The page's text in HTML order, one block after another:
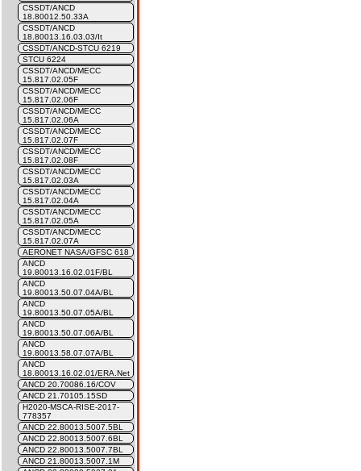
CSSDT/ANCD
18.80012.50.33A
CSSDT/ANCD
18.80013.16.03.03/It
CSSDT/ANCD-STCU 6219
STCU 6224
CSSDT/ANCD/MECC
15.817.02.05F
CSSDT/ANCD/MECC
15.817.02.06F
CSSDT/ANCD/MECC
15.817.02.06A
CSSDT/ANCD/MECC
15.817.02.07F
CSSDT/ANCD/MECC
15.817.02.08F
CSSDT/ANCD/MECC
15.817.02.03A
CSSDT/ANCD/MECC
15.817.02.04A
CSSDT/ANCD/MECC
15.817.02.05A
CSSDT/ANCD/MECC
15.817.02.07A
AERONET NASA/GFSC 618
ANCD
19.80013.16.02.01F/BL
ANCD
19.80013.50.07.04A/BL
ANCD
19.80013.50.07.05A/BL
ANCD
19.80013.50.07.06A/BL
ANCD
19.80013.58.07.07A/BL
ANCD
18.80013.16.02.01/ERA.Net
ANCD 20.70086.16/COV
ANCD 21.70105.15SD
H2020-MSCA-RISE-2017-
778357
ANCD 22.80013.5007.5BL
ANCD 22.80013.5007.6BL
ANCD 22.80013.5007.7BL
ANCD 21.80013.5007.1M